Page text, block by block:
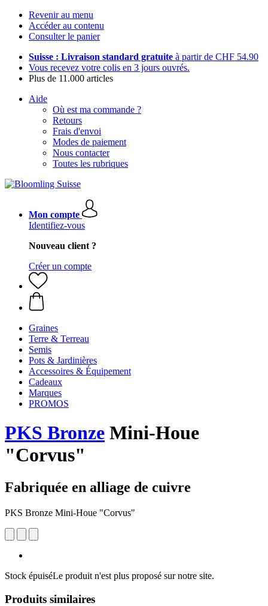
Revenir au menu
Accéder au contenu
Consulter le panier
Suisse : Livraison standard gratuite à partir de CHF 54.90
Vous recevez votre colis en 3 jours ouvrés.
Plus de 11.000 articles
Aide
Où est ma commande ?
Retours
Frais d'envoi
Modes de paiement
Nous contacter
Toutes les rubriques
Mon compte
Identifiez-vous
Nouveau client ?
Créer un compte
Graines
Terre & Terreau
Semis
Pots & Jardinières
Accessoires & Équipement
Cadeaux
Marques
PROMOS
PKS Bronze Mini-Houe
"Corvus"
Fabriquée en alliage de cuivre
PKS Bronze Mini-Houe "Corvus"
Stock épuiséLe produit n'est plus proposé sur notre site.
Produits similaires